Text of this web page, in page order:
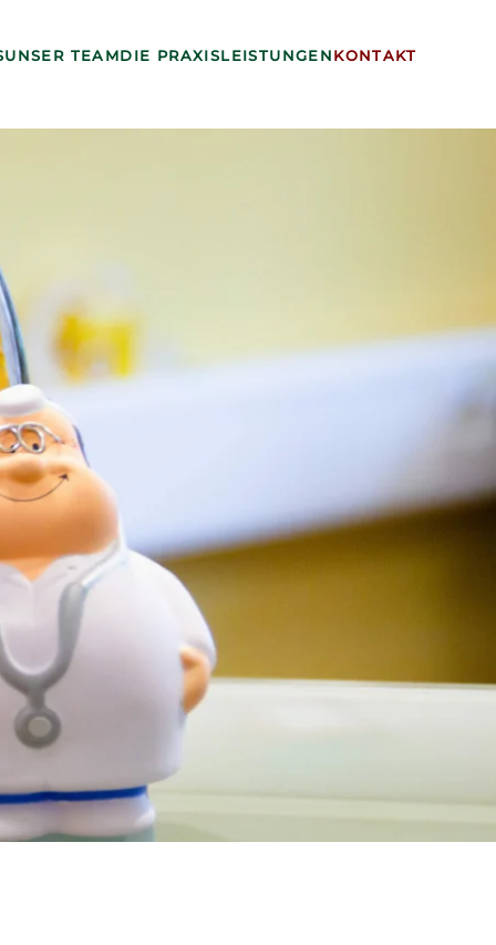
UNSER TEAMDIE PRAXISLEISTUNGENKONTAKT